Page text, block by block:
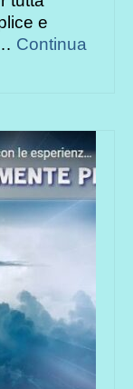
e
Continua